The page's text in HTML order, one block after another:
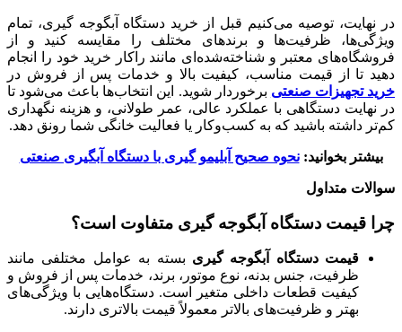
در نهایت، توصیه می‌کنیم قبل از خرید دستگاه آبگوجه گیری، تمام
ویژگی‌ها، ظرفیت‌ها و برندهای مختلف را مقایسه کنید و از
فروشگاه‌های معتبر و شناخته‌شده‌ای مانند راکار خرید خود را انجام
دهید تا از قیمت مناسب، کیفیت بالا و خدمات پس از فروش در
خرید تجهیزات صنعتی برخوردار شوید. این انتخاب‌ها باعث می‌شود تا
در نهایت دستگاهی با عملکرد عالی، عمر طولانی، و هزینه نگهداری
کم‌تر داشته باشید که به کسب‌وکار یا فعالیت خانگی شما رونق دهد.
بیشتر بخوانید:نحوه صحیح آبلیمو گیری با دستگاه آبگیری صنعتی
سوالات متداول
چرا قیمت دستگاه آبگوجه گیری متفاوت است؟
قیمت دستگاه آبگوجه گیری بسته به عوامل مختلفی مانند
ظرفیت، جنس بدنه، نوع موتور، برند، خدمات پس از فروش و
کیفیت قطعات داخلی متغیر است. دستگاه‌هایی با ویژگی‌های
بهتر و ظرفیت‌های بالاتر معمولاً قیمت بالاتری دارند.